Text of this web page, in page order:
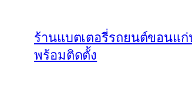
content
ร้านแบตเตอรี่รถยนต์ขอนแ
พร้อมติดตั้ง